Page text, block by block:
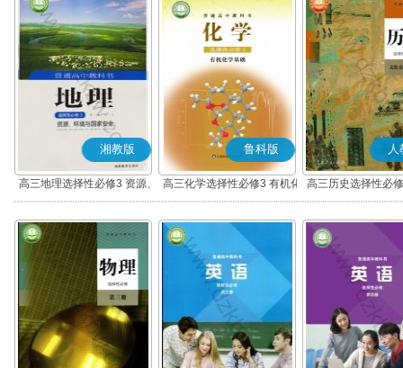
湘教版
高三地理选择性必修3 资源、
环境与国家安全
鲁科版
高三化学选择性必修3 有机化
学基础
人
高三历史选择性必
流与传播(部